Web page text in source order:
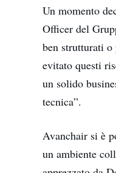
Un momento
Officer del
ben strutturati
evitato questi
un solido
tecnica”.
Avanchair si è
un ambiente